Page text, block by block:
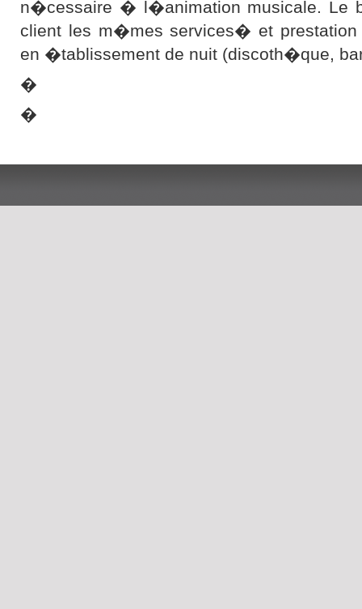
n�cessaire � l�animation musicale. Le
client les m�mes services� et
en �tablissement de nuit (discoth�que,
�
�